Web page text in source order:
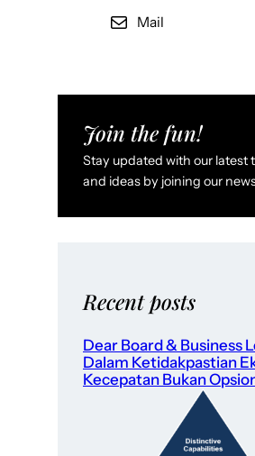
Mail
Join the fun!
Stay updated with our latest
and ideas by joining our
Recent posts
Dear Board & Business
Dalam Ketidakpastian
Kecepatan Bukan